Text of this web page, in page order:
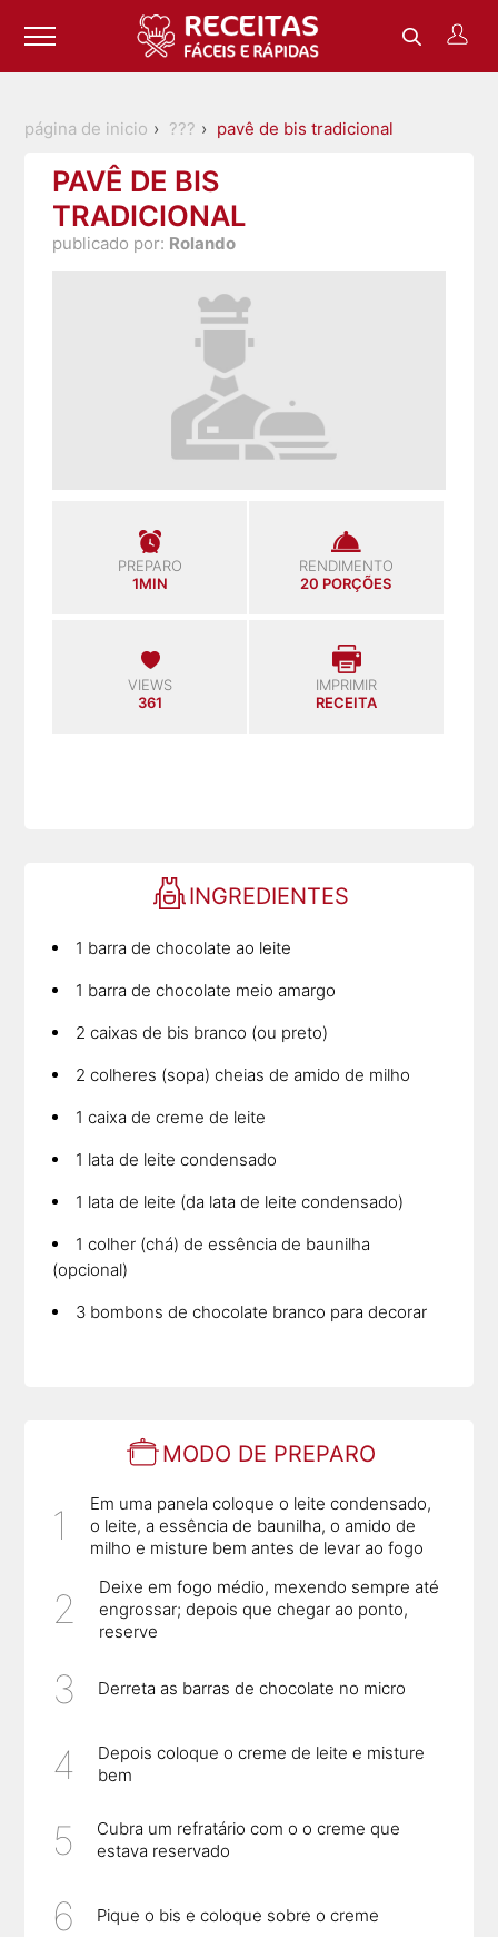
página de inicio ??? pavê de bis tradicional
PAVÊ DE BIS
TRADICIONAL
publicado por: Rolando
PREPARO
1MIN
RENDIMENTO
20 PORÇÕES
VIEWS
361
IMPRIMIR
RECEITA
INGREDIENTES
1 barra de chocolate ao leite
1 barra de chocolate meio amargo
2 caixas de bis branco (ou preto)
2 colheres (sopa) cheias de amido de milho
1 caixa de creme de leite
1 lata de leite condensado
1 lata de leite (da lata de leite condensado)
1 colher (chá) de essência de baunilha
(opcional)
3 bombons de chocolate branco para decorar
MODO DE PREPARO
Em uma panela coloque o leite condensado,
o leite, a essência de baunilha, o amido de
milho e misture bem antes de levar ao fogo
Deixe em fogo médio, mexendo sempre até
engrossar; depois que chegar ao ponto,
reserve
Derreta as barras de chocolate no micro
Depois coloque o creme de leite e misture
bem
Cubra um refratário com o o creme que
estava reservado
Pique o bis e coloque sobre o creme